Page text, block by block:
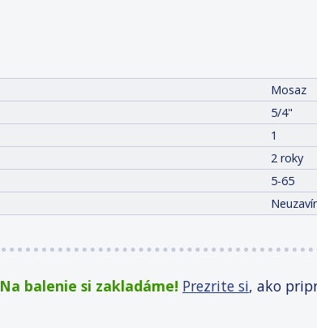
Mosaz
5/4"
1
2 roky
5-65
Na balenie si zakladáme! Prezrite si, ako